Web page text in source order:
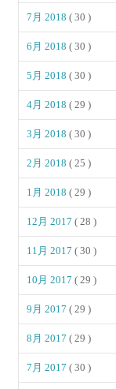
7月 2018( 30 )
6月 2018( 30 )
5月 2018( 30 )
4月 2018( 29 )
3月 2018( 30 )
2月 2018( 25 )
1月 2018( 29 )
12月 2017( 28 )
11月 2017( 30 )
10月 2017( 29 )
9月 2017( 29 )
8月 2017( 29 )
7月 2017( 30 )